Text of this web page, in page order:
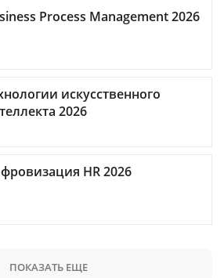
Process Management 2026
искусственного
2026
HR 2026
ПОКАЗАТЬ ЕЩЕ